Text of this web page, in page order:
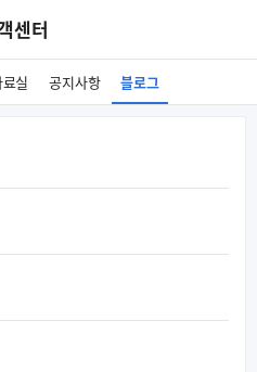
센터
실 공지사항 블로그